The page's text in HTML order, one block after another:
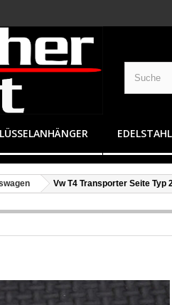
Vw T4 Transporter Seite Typ